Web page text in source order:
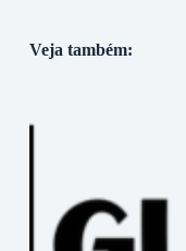
Veja também: